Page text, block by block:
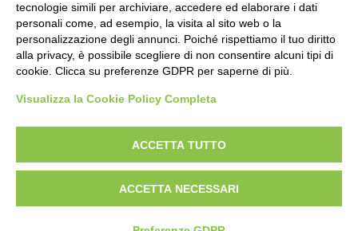
Piè di pagina
Contacts
Jobs
Transparent administration
Follow us
tecnologie simili per archiviare, accedere ed elaborare i dati
personali come, ad esempio, la visita al sito web o la
personalizzazione degli annunci. Poiché rispettiamo il tuo diritto
alla privacy, è possibile scegliere di non consentire alcuni tipi di
cookie. Clicca su preferenze GDPR per saperne di più.
Visualizza la Cookie Policy Completa
ACCETTA TUTTO
ACCETTA NECESSARI